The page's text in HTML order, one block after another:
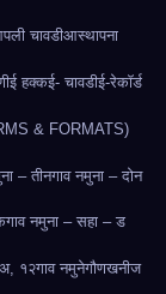
चावडीआस्थापना
ई हक्कई- चावडीई-रेकॉर्ड
& FORMATS)
– तीनगाव नमुना – दोन
गाव नमुना – सहा – ड
१२गाव नमुनेगौणखनीज